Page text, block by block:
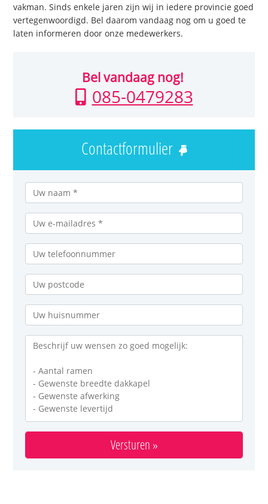
vakman. Sinds enkele jaren zijn wij in iedere provincie goed
vertegenwoordigd. Bel daarom vandaag nog om u goed te
laten informeren door onze medewerkers.
Bel vandaag nog!
085-0479283
Contactformulier